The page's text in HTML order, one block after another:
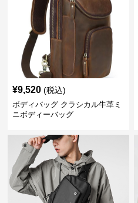
¥9,520 (税込)
ボディバッグ クラシカル牛革ミ
ニボディーバッグ